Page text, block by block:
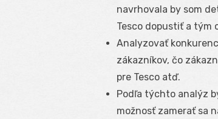
navrhovala by som
Tesco dopustiť a tým
Analyzovať
zákazníkov, čo
pre Tesco atď.
Podľa týchto analýz
možnosť zamerať sa